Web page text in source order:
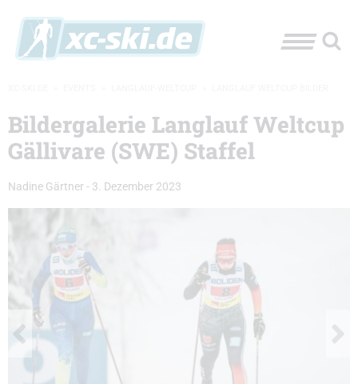
Bildergalerie Langlauf Weltcup
Gällivare (SWE) Staffel
Nadine Gärtner - 3. Dezember 2023